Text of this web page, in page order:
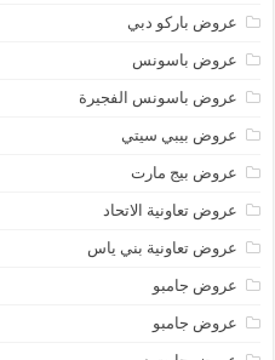
عروض باركو دبي
عروض باسونس
عروض باسونس الفجيرة
عروض بيبي سيتي
عروض بيج مارت
عروض تعاونية الاتحاد
عروض تعاونية بني ياس
عروض جامبو
عروض جامبو